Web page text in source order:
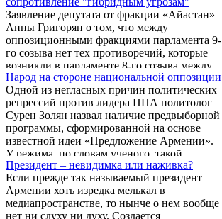
его словам, планировали повсеместно ...
улюлюкание пролетарских масс. Пусть,
дескать, учатся жить в условиях всеобщей
уравниловки. Какая разница —
сахарозаводчик ты, светила мировой науки
или ловец котов в подворотне?
Заявление депутата от фракции «Айастан»
Анны Григорян о том, что между
оппозиционными фракциями парламента 9-
го созыва нет тех противоречий, которые
возникли в парламенте 8-го созыва между
фракциями «Айастан» и «Честь имею»,
взбудоражило политологов на службе у
режима. Общественный телеканал
инициировал целый парад выступлений на
эту тему: господа выступили с
опровергающим прогнозом, в частности,
Арнольд Блеян напророчил, что между
фракциями «Сильная Армения» и
«Айастан» со временем непременно
возникнут ...
Народ на стороне национальной оппозиции
Одной из негласных причин политических
репрессий против лидера ППА политолог
Сурен Золян назвал наличие предвыборной
программы, сформированной на основе
известной идеи «Предложение Армении».
У режима, по словам ученого, такой
программы нет. В самом деле к
«Предложению Армении» присоединились
десятки молодых специалистов, самые
дельные предложения по развитию
Президент – невидимка или наживка?
Если прежде так называемый президент
Армении хоть изредка мелькал в
медиапространстве, то нынче о нем вообще
нет ни слуху ни духу. Создается